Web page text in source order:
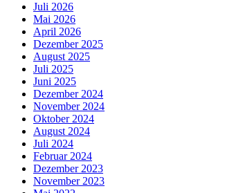
Juli 2026
Mai 2026
April 2026
Dezember 2025
August 2025
Juli 2025
Juni 2025
Dezember 2024
November 2024
Oktober 2024
August 2024
Juli 2024
Februar 2024
Dezember 2023
November 2023